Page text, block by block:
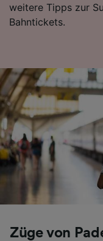
weitere Tipps zur
Bahntickets.
Züge von
Wir und unsere
Folgendes
aktiv abfragen.
Informationen
Personalisierte
von
Inhalten,
Entwicklung
Angeboten.
Liste der